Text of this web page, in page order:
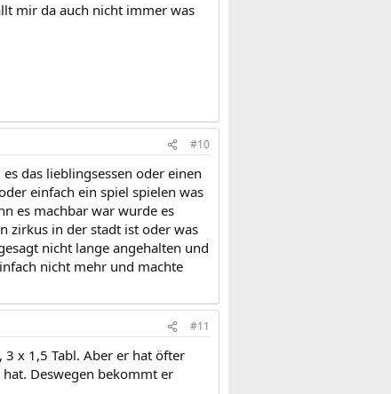
mir da auch nicht immer was
#10
das lieblingsessen oder einen
einfach ein spiel spielen was
es machbar war wurde es
zirkus in der stadt ist oder was
nicht lange angehalten und
nicht mehr und machte
#11
x 1,5 Tabl. Aber er hat öfter
Deswegen bekommt er